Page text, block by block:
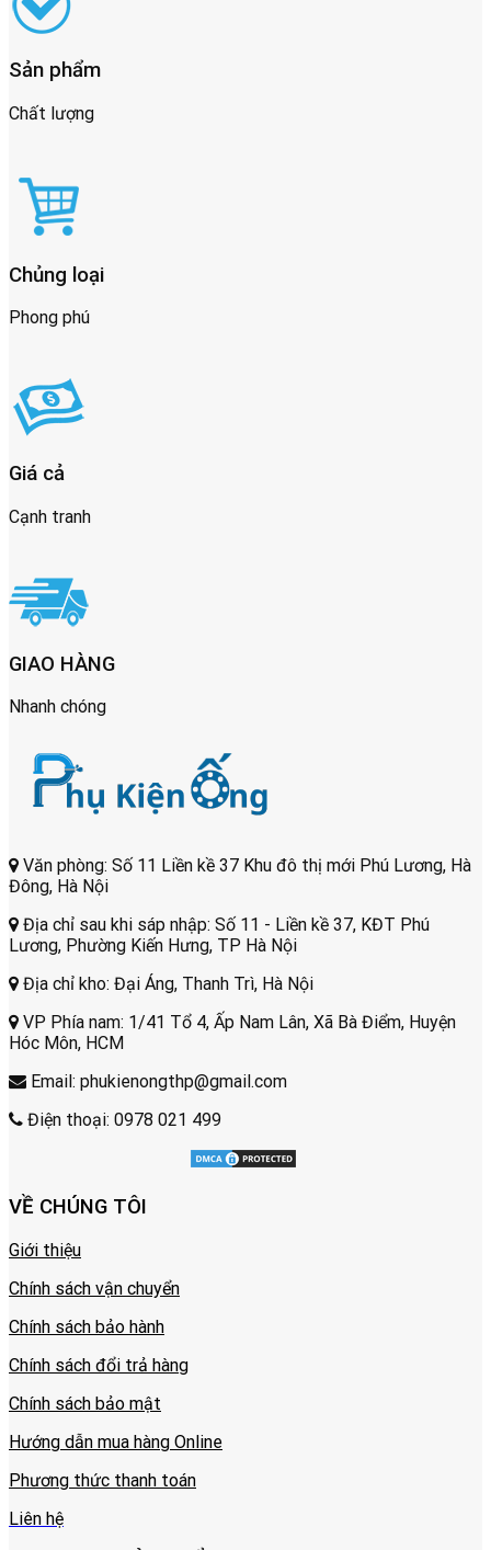
Sản phẩm
Chất lượng
Chủng loại
Phong phú
Giá cả
Cạnh tranh
GIAO HÀNG
Nhanh chóng
Văn phòng: Số 11 Liền kề 37 Khu đô thị mới Phú Lương, Hà
Đông, Hà Nội
Địa chỉ sau khi sáp nhập: Số 11 - Liền kề 37, KĐT Phú
Lương, Phường Kiến Hưng, TP Hà Nội
Địa chỉ kho: Đại Áng, Thanh Trì, Hà Nội
VP Phía nam: 1/41 Tổ 4, Ấp Nam Lân, Xã Bà Điểm, Huyện
Hóc Môn, HCM
Email: phukienongthp@gmail.com
Điện thoại: 0978 021 499
VỀ CHÚNG TÔI
Giới thiệu
Chính sách vận chuyển
Chính sách bảo hành
Chính sách đổi trả hàng
Chính sách bảo mật
Hướng dẫn mua hàng Online
Phương thức thanh toán
Liên hệ